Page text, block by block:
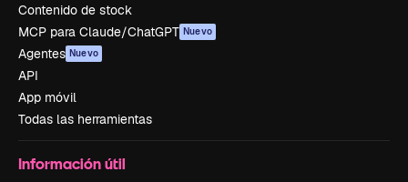
Contenido de stock
MCP para Claude/ChatGPT Nuevo
Agentes Nuevo
API
App móvil
Todas las herramientas
Información útil